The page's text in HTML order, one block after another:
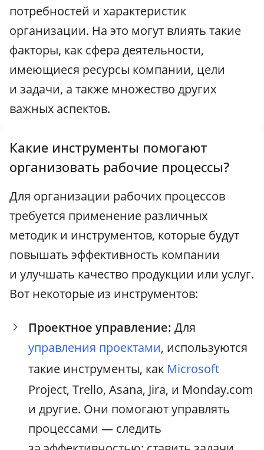
потребностей и характеристик
организации. На это могут влиять такие
факторы, как сфера деятельности,
имеющиеся ресурсы компании, цели
и задачи, а также множество других
важных аспектов.
Какие инструменты помогают
организовать рабочие процессы?
Для организации рабочих процессов
требуется применение различных
методик и инструментов, которые будут
повышать эффективность компании
и улучшать качество продукции или услуг.
Вот некоторые из инструментов:
Проектное управление: Для
управления проектами, используются
такие инструменты, как Microsoft
Project, Trello, Asana, Jira, и Monday.com
и другие. Они помогают управлять
процессами — следить